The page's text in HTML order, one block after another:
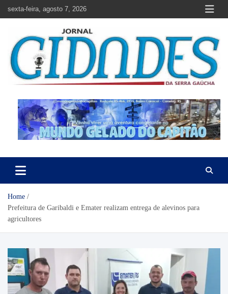
sexta-feira, agosto 7, 2026
Jornal Cidades da Serra Gaúcha
Home
Prefeitura de Garibaldi e Emater realizam entrega de alevinos para
agricultores